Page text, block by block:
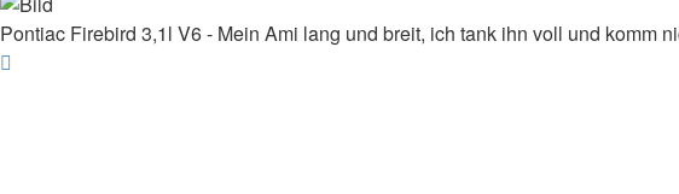
Pontiac Firebird 3,1l V6 - Mein Ami lang und breit, ich tank ihn voll und komm